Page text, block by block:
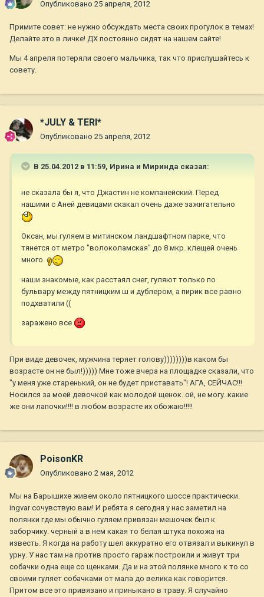
Опубликовано 25 апреля, 2012
Примите совет: не нужно обсуждать места своих прогулок в темах!
Делайте это в личке! ДХ постоянно сидят на нашем сайте!
Мы 4 апреля потеряли своего мальчика, так что прислушайтесь к
совету.
*JULY & TERI*
Опубликовано 25 апреля, 2012
В 25.04.2012 в 11:59, Ирина и Миринда сказал:
не сказала бы я, что Джастин не компанейский. Перед
нашими с Аней девицами скакал очень даже зажигательно
Оксан, мы гуляем в митинском ландшафтном парке, что
тянется от метро "волоколамская" до 8 мкр. клещей очень
много.
наши знакомые, как расстаял снег, гуляют только по
бульвару между пятницким ш и дублером, а пирик все равно
подхватили ((
заражено все
При виде девочек, мужчина теряет голову))))))))в каком бы
возрасте он не был!))))) Мне тоже вчера на площадке сказали, что
"у меня уже старенький, он не будет приставать"! АГА, СЕЙЧАС!!!
Носился за моей девочкой как молодой щенок..ой, не могу..какие
же они лапочки!!!! в любом возрасте их обожаю!!!!!
PoisonKR
Опубликовано 2 мая, 2012
Мы на Барышихе живем около пятницкого шоссе практически.
ingvar сочувствую вам! И ребята я сегодня у нас заметил на
полянки где мы обычно гуляем привязан мешочек был к
заборчику. черный а в нем какая то белая штука похожа на
известь. Я когда на работу шел аккуратно его отвязал и выкинул в
урну. У нас там на против просто гараж построили и живут три
собачки одна еще со щенками. Да и на этой полянке много к то со
своими гуляет собачками от мала до велика как говорится.
Притом все это привязано и приныкано в траву. Я случайно